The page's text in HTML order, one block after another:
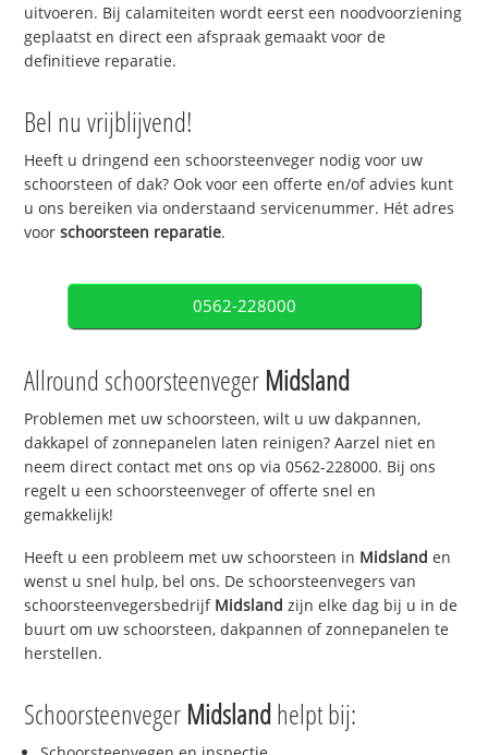
uitvoeren. Bij calamiteiten wordt eerst een noodvoorziening
geplaatst en direct een afspraak gemaakt voor de
definitieve reparatie.
Bel nu vrijblijvend!
Heeft u dringend een schoorsteenveger nodig voor uw
schoorsteen of dak? Ook voor een offerte en/of advies kunt
u ons bereiken via onderstaand servicenummer. Hét adres
voorschoorsteen reparatie.
0562-228000
Allround schoorsteenveger Midsland
Problemen met uw schoorsteen, wilt u uw dakpannen,
dakkapel of zonnepanelen laten reinigen? Aarzel niet en
neem direct contact met ons op via 0562-228000. Bij ons
regelt u een schoorsteenveger of offerte snel en
gemakkelijk!
Heeft u een probleem met uw schoorsteen in Midsland en
wenst u snel hulp, bel ons. De schoorsteenvegers van
schoorsteenvegersbedrijf Midsland zijn elke dag bij u in de
buurt om uw schoorsteen, dakpannen of zonnepanelen te
herstellen.
Schoorsteenveger Midslandhelpt bij: